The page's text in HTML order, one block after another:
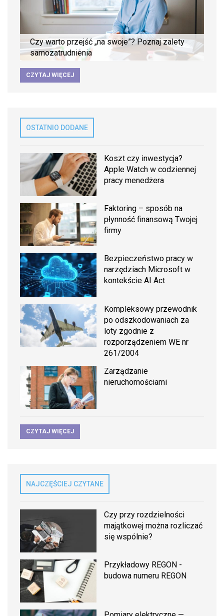
Czy warto przejść „na swoje”? Poznaj zalety
samozatrudnienia
CZYTAJ WIĘCEJ
OSTATNIO DODANE
Koszt czy inwestycja?
Apple Watch w codziennej
pracy menedżera
Faktoring – sposób na
płynność finansową Twojej
firmy
Bezpieczeństwo pracy w
narzędziach Microsoft w
kontekście AI Act
Kompleksowy przewodnik
po odszkodowaniach za
loty zgodnie z
rozporządzeniem WE nr
261/2004
Zarządzanie
nieruchomościami
CZYTAJ WIĘCEJ
NAJCZĘŚCIEJ CZYTANE
Czy przy rozdzielności
majątkowej można rozliczać
się wspólnie?
Przykładowy REGON -
budowa numeru REGON